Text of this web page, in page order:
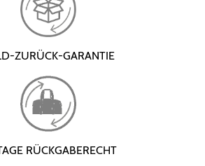
ZURÜCK-GARANTIE
RÜCKGABERECHT